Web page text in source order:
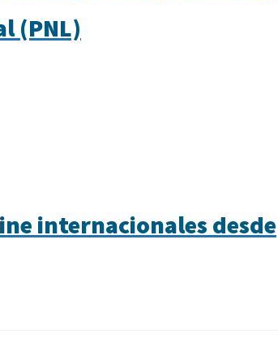
(PNL)
internacionales desde